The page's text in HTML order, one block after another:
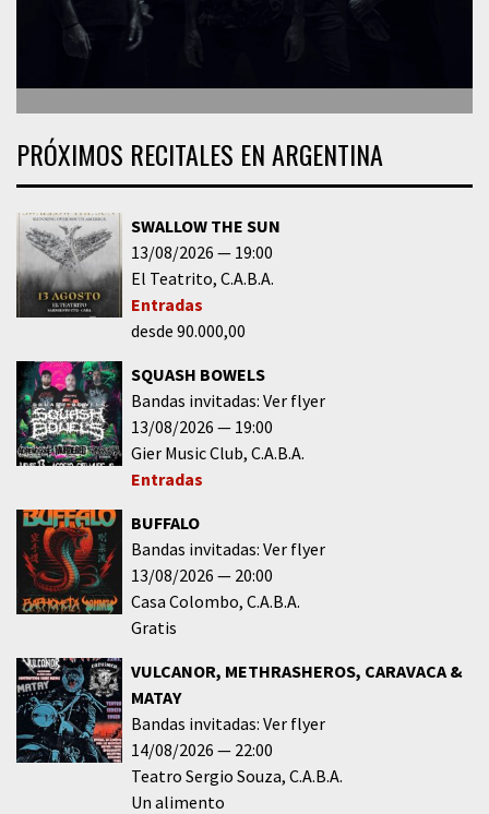
PRÓXIMOS RECITALES EN ARGENTINA
SWALLOW THE SUN
13/08/2026
19:00
El Teatrito C.A.B.A.
Entradas
desde 90.000,00
SQUASH BOWELS
Bandas invitadas: Ver flyer
13/08/2026
19:00
Gier Music Club C.A.B.A.
Entradas
BUFFALO
Bandas invitadas: Ver flyer
13/08/2026
20:00
Casa Colombo C.A.B.A.
Gratis
VULCANOR, METHRASHEROS, CARAVACA &
MATAY
Bandas invitadas: Ver flyer
14/08/2026
22:00
Teatro Sergio Souza C.A.B.A.
Un alimento